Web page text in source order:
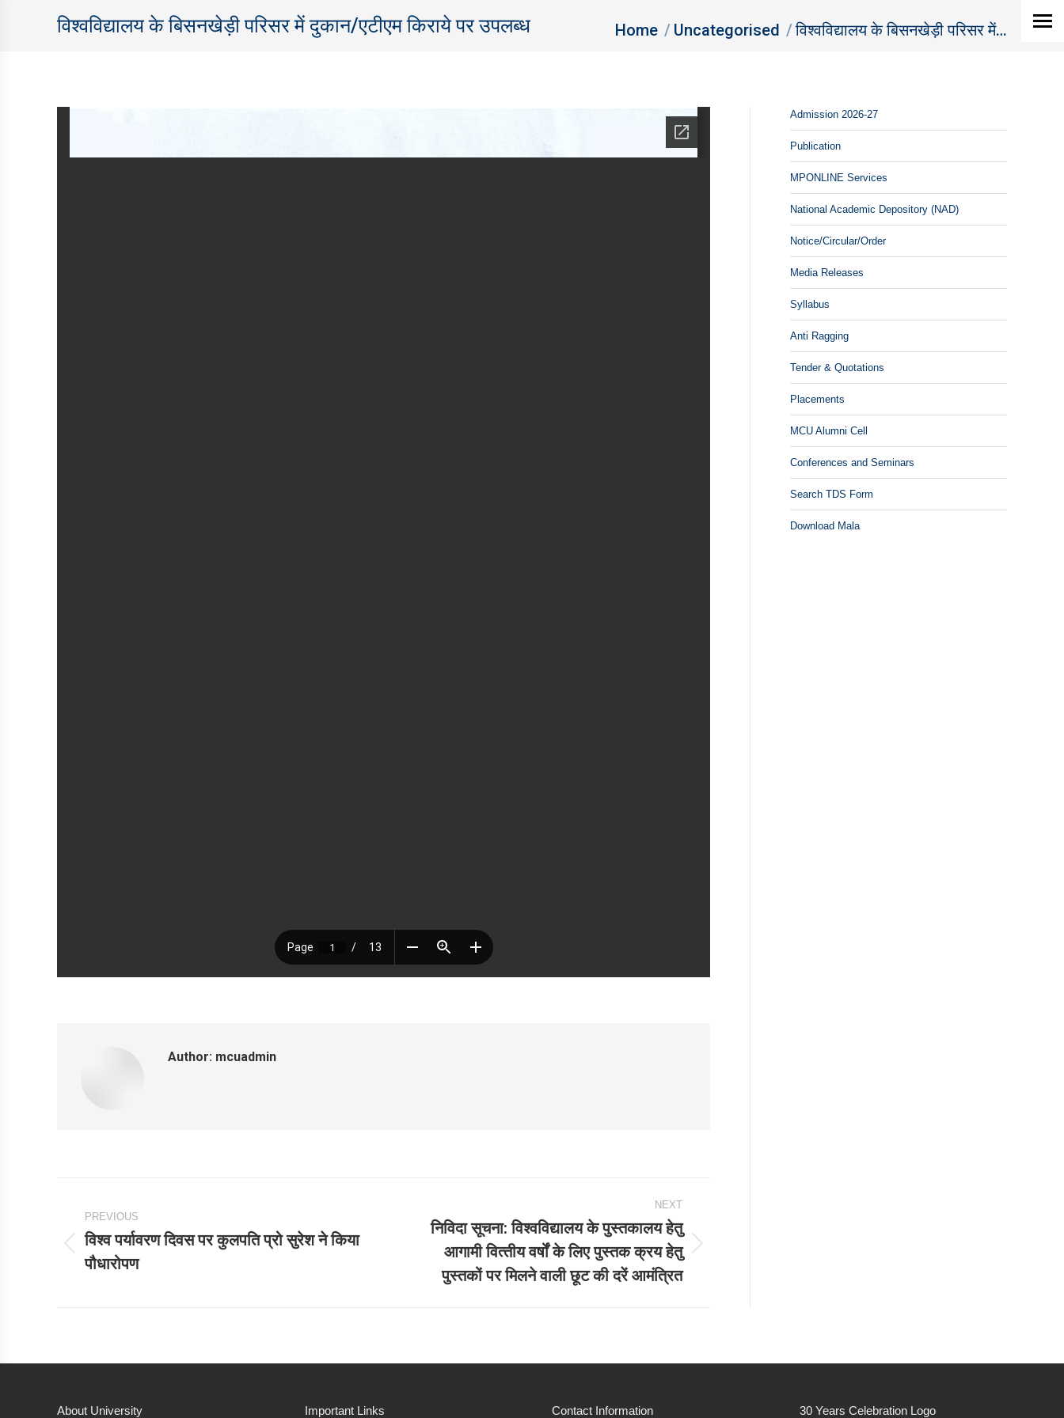
विश्‍वविद्यालय के बिसनखेड़ी परिसर में दुकान/एटीएम किराये पर उपलब्‍ध You are here:
Home Uncategorised विश्‍वविद्यालय के बिसनखेड़ी परिसर में…
Author: mcuadmin
navigation
PREVIOUS
Previous
post:
विश्व पर्यावरण दिवस पर कुलपति प्रो सुरेश ने किया
पौधारोपण
NEXT
निविदा सूचना: विश्‍वविद्यालय के पुस्‍तकालय हेतु
आगामी वित्‍तीय वर्षों के लिए पुस्‍तक क्रय हेतु
पुस्‍तकों पर मिलने वाली छूट की दरें आमंत्रित
Admission 2026-27
Publication
MPONLINE Services
National Academic Depository (NAD)
Notice/Circular/Order
Media Releases
Syllabus
Anti Ragging
Tender & Quotations
Placements
MCU Alumni Cell
Conferences and Seminars
Search TDS Form
Download Mala
About University Important Links Contact Information 30 Years Celebration Logo